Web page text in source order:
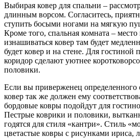
Выбирая ковер для спальни –
длинным ворсом. Согласитесь,
ступить босыми ногами на мягкую
Кроме того, спальная комната –
изнашиваться ковер там будет
будет ковер и на стене. Для гостиной
коридор сделают уютнее
половики.
Если вы приверженец определенного
ковер так же должен ему
бордовые ковры подойдут для
Пестрые коврики и половики,
годятся для стиля «кантри». Стиль
цветастые ковры с рисунками ириса,